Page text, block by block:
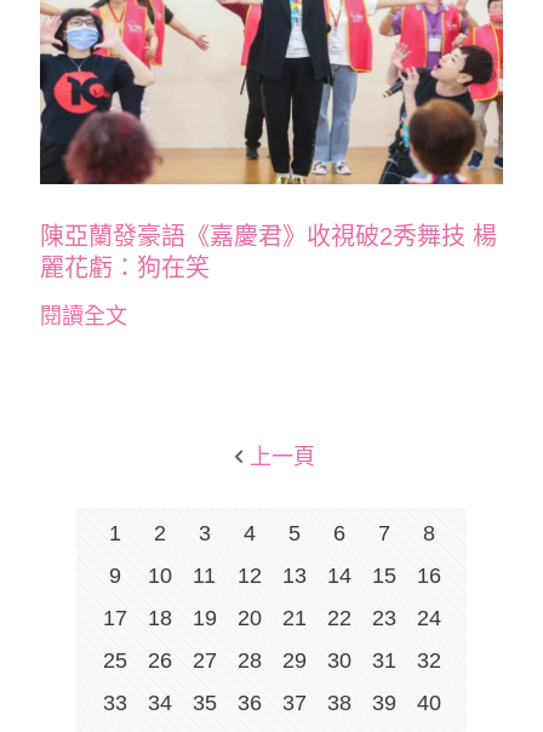
陳亞蘭發豪語《嘉慶君》收視破2秀舞技 楊
麗花虧：狗在笑
閱讀全文
上一頁
1 2 3 4 5 6 7
8
9
10 11 12 13 14 15
16
17
18 19 20 21 22 23
24
25
26 27 28 29 30 31
32
33
34 35 36 37 38 39
40